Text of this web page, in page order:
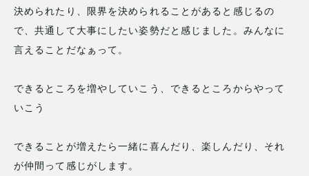
決められたり、限界を決められることがあると感じるの
で、共通して大事にしたい姿勢だと感じました。みんなに
言えることだなぁって。
できるところを増やしていこう、できるところからやって
いこう
できることが増えたら一緒に喜んだり、楽しんだり、それ
が仲間って感じがします。